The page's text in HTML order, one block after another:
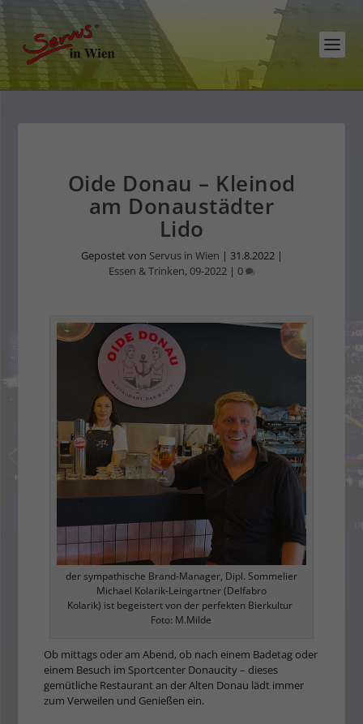
Oide Donau – Kleinod
am Donaustädter
Lido
Gepostet von Servus in Wien | 31.8.2022|
Essen & Trinken,09-2022| 0
der sympathische Brand-Manager, Dipl. Sommelier
Michael Kolarik-Leingartner (Delfabro
Kolarik) ist begeistert von der perfekten Bierkultur
Foto: M.Milde
Ob mittags oder am Abend, ob nach einem Badetag oder
einem Besuch im Sportcenter Donaucity – dieses
gemütliche Restaurant an der Alten Donau lädt immer
zum Verweilen und Genießen ein.